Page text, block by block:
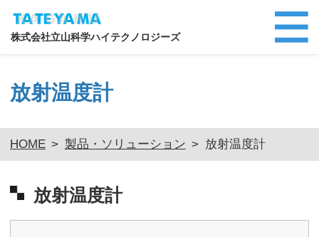
株式会社立山科学ハイテクノロジーズ
放射温度計
HOME > 製品・ソリューション > 放射温度計
放射温度計